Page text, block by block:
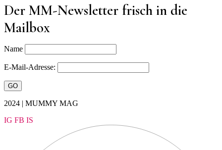
Der MM-Newsletter frisch in die
Mailbox
Name
E-Mail-Adresse:
2024 | MUMMY MAG
IG FB IS